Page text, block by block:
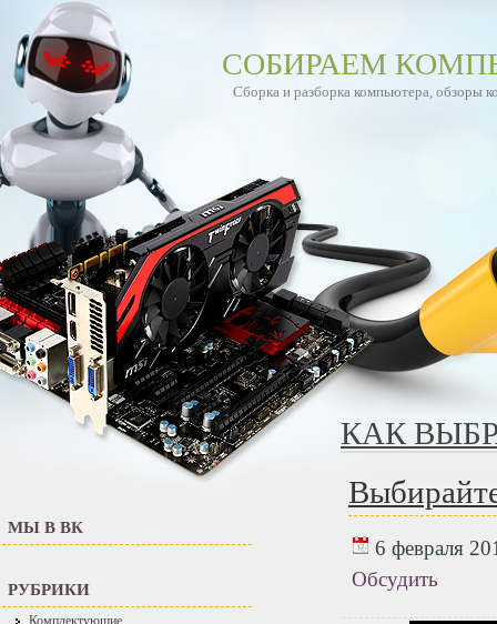
СОБИРАЕМ
Сборка и разборка компьютера, обзоры
МЫ В ВК
РУБРИКИ
КАК
6 февраля
Обсудить